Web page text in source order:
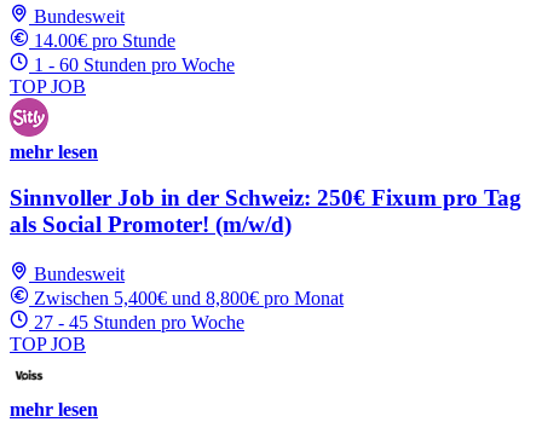
Bundesweit
14.00€ pro Stunde
1 - 60 Stunden pro Woche
TOP JOB
mehr lesen
Sinnvoller Job in der Schweiz: 250€ Fixum pro Tag
als Social Promoter! (m/w/d)
Bundesweit
Zwischen 5,400€ und 8,800€ pro Monat
27 - 45 Stunden pro Woche
TOP JOB
mehr lesen